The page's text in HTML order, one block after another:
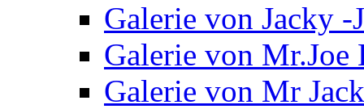
Galerie von Jacky -
Galerie von Mr.Joe
Galerie von Mr